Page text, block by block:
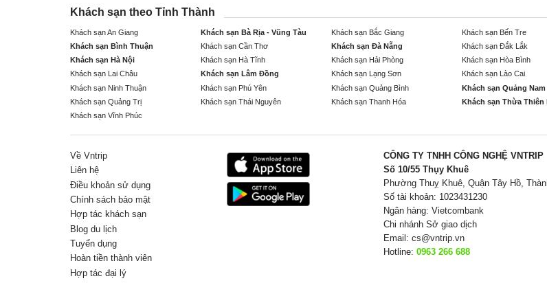
Khách sạn theo Tỉnh Thành
Khách sạn An Giang Khách sạn Bà Rịa - Vũng Tàu Khách sạn Bắc Giang Khách sạn Bến Tre
Khách sạn Bình Thuận
Khách sạn Cần Thơ Khách sạn Đà Nẵng Khách sạn Đắk Lắk
Khách sạn Hà Nội
Khách sạn Hà Tĩnh Khách sạn Hải Phòng Khách sạn Hòa Bình
Khách sạn Lai Châu
Khách sạn Lâm Đồng Khách sạn Lạng Sơn Khách sạn Lào Cai
Khách sạn Ninh Thuận
Khách sạn Phú Yên Khách sạn Quảng Bình Khách sạn Quảng Nam
Khách sạn Quảng Trị
Khách sạn Thái Nguyên Khách sạn Thanh Hóa Khách sạn Thừa Thiên
Khách sạn Vĩnh Phúc
Về Vntrip
Liên hệ
Điều khoản sử dụng
Chính sách bảo mật
Hợp tác khách sạn
Blog du lịch
Tuyển dụng
Hoàn tiền thành viên
Hợp tác đại lý
CÔNG TY TNHH CÔNG NGHỆ VNTRIP
Số 10/55 Thụy Khuê
Phường Thuỵ Khuê, Quận Tây Hồ,
Số tài khoản: 1023431230
Ngân hàng: Vietcombank
Chi nhánh Sở giao dịch
Email: cs@vntrip.vn
Hotline: 0963 266 688